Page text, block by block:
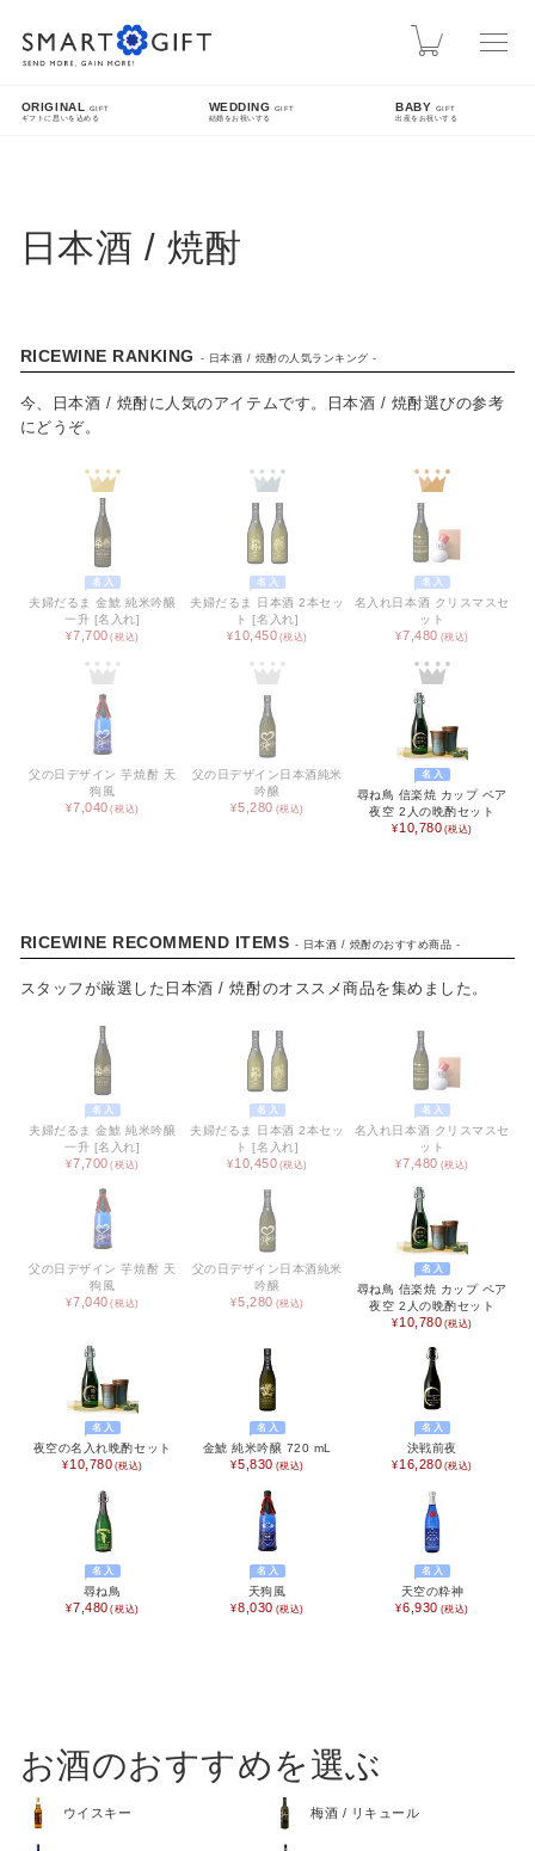
カート
ORIGINAL
GIFT
ギフトに思いを込める
WEDDING GIFT
結婚をお祝いする
BABY GIFT
出産をお祝いする
熊本地震による配送遅延について
先日発生した熊本地震により被災された皆様に、心よりお見舞い申し上げます。現在、地震
SEARCH
FEATURE
CATEGORY
カタログギフト
キッチン用品
インテリア用品
ベビー / キッズ用品
生活雑貨
ファッション雑貨
アクセサリー雑貨
寝具
文具
携帯・スマホアクセサリー
フラワーギフト
アウトドア
アウトレット
SCENE
母の日 父の日
日本酒 / 焼酎
RICEWINE RANKING - 日本酒 / 焼酎の人気ランキング -
今、日本酒 / 焼酎に人気のアイテムです。日本酒 / 焼酎選びの参考
にどうぞ。
名入
夫婦だるま 金鯱 純米吟醸
一升 [名入れ]
7,700
名入
夫婦だるま 日本酒 2本セッ
ト [名入れ]
10,450
名入
名入れ日本酒 クリスマスセ
ット
7,480
父の日デザイン 芋焼酎 天
狗風
7,040
父の日デザイン日本酒純米
吟醸
5,280
名入
尋ね鳥 信楽焼 カップ ペア
夜空 2人の晩酌セット
10,780
RICEWINE RECOMMEND ITEMS - 日本酒 / 焼酎のおすすめ商品 -
スタッフが厳選した日本酒 / 焼酎のオススメ商品を集めました。
名入
夫婦だるま 金鯱 純米吟醸
一升 [名入れ]
7,700
名入
夫婦だるま 日本酒 2本セッ
ト [名入れ]
10,450
名入
名入れ日本酒 クリスマスセ
ット
7,480
父の日デザイン 芋焼酎 天
狗風
7,040
父の日デザイン日本酒純米
吟醸
5,280
名入
尋ね鳥 信楽焼 カップ ペア
夜空 2人の晩酌セット
10,780
名入
夜空の名入れ晩酌セット
10,780
名入
金鯱 純米吟醸 720 mL
5,830
名入
決戦前夜
16,280
名入
尋ね鳥
7,480
名入
天狗風
8,030
名入
天空の粋神
6,930
お酒のおすすめを選ぶ
ウイスキー 梅酒 / リキュール